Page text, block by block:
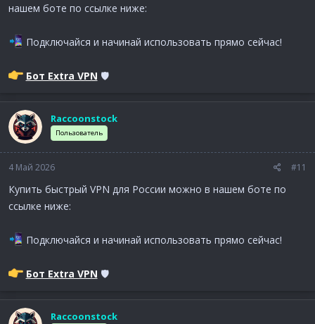
нашем боте по ссылке ниже:
Подключайся и начинай использовать прямо сейчас!
Бот Extra VPN 🛡
Raccoonstock
Пользователь
4 Май 2026 #11
Купить быстрый VPN для России можно в нашем боте по
ссылке ниже:
Подключайся и начинай использовать прямо сейчас!
Бот Extra VPN 🛡
Raccoonstock